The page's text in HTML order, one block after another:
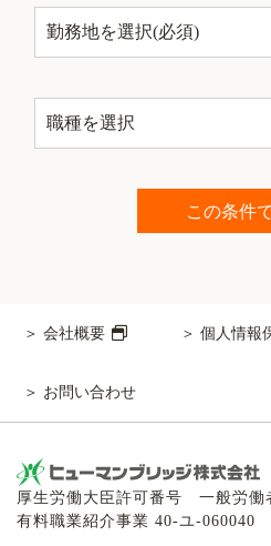
会社概要 個人情報
お問い合わせ
厚生労働大臣許可番号 一般労
有料職業紹介事業 40-ユ-060040